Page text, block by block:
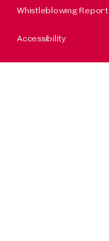
Whistleblowing Report
Accessibility